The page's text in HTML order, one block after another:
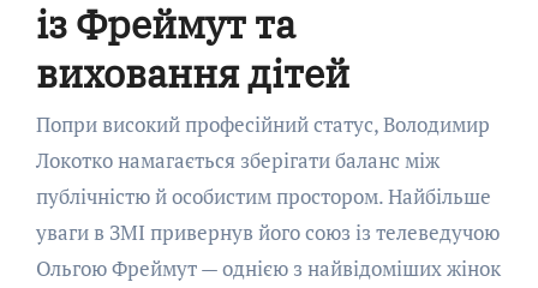
із Фреймут та
виховання дітей
Попри високий професійний статус, Володимир
Локотко намагається зберігати баланс між
публічністю й особистим простором. Найбільше
уваги в ЗМІ привернув його союз із телеведучою
Ольгою Фреймут — однією з найвідоміших жінок